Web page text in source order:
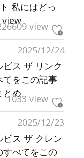
私にはどっ
view
view
2025/12/24
ビス ザ リンク
てをこの記事
とめ
1033 view
2025/12/23
ビス ザ クレン
すべてをこの